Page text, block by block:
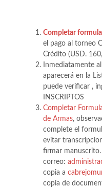
Completar
el pago al torneo
Crédito (USD.
Inmediatamente
aparecerá en la
puede verificar ,
INSCRIPTOS
Completar
de Armas,
complete el
evitar
firmar manuscrito.
correo:
copia a
copia de